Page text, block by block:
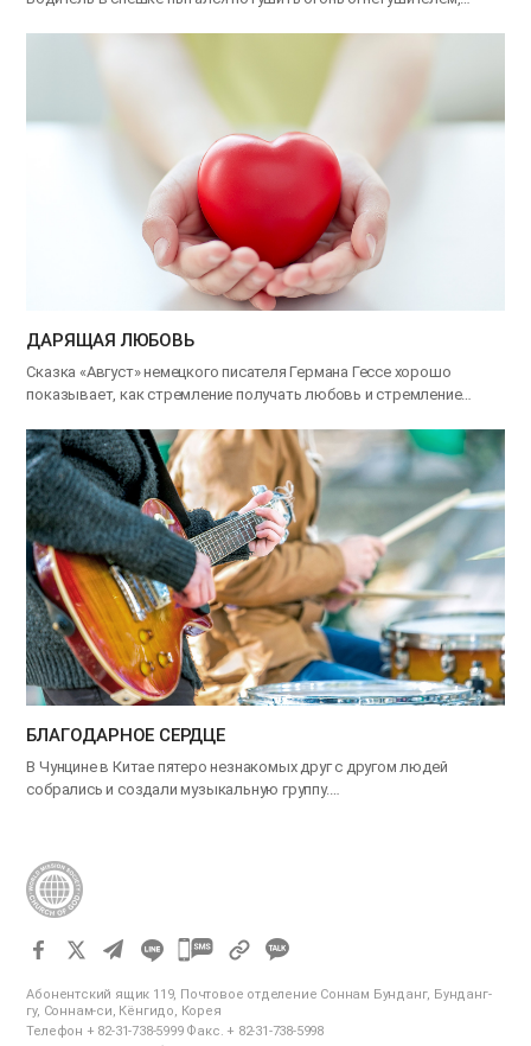
ДАРЯЩАЯ ЛЮБОВЬ
Сказка «Август» немецкого писателя Германа Гессе хорошо
показывает, как стремление получать любовь и стремление
БЛАГОДАРНОЕ СЕРДЦЕ
В Чунцине в Китае пятеро незнакомых друг с другом людей
собрались и создали музыкальную группу.…
카
오
톡
Абонентский ящик 119, Почтовое отделение Соннам Бунданг, Бунданг-
гу, Соннам-си, Кёнгидо, Корея
Телефон + 82-31-738-5999 Факс. + 82-31-738-5998